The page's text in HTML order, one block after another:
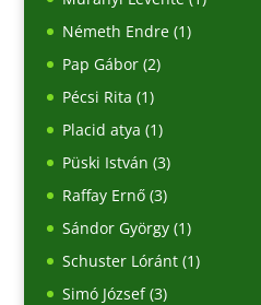
Németh Endre(1)
Pap Gábor(2)
Pécsi Rita (1)
Placid atya (1)
Püski István (3)
Raffay Ernő(3)
Sándor György(1)
Schuster Lóránt(1)
Simó József(3)